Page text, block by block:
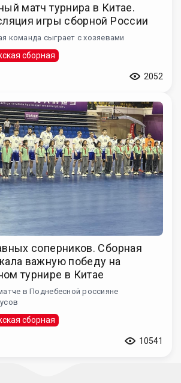
матч турнира в Китае.
игры сборной России
команда сыграет с хозяевами
сборная
2052
соперников. Сборная
важную победу на
турнире в Китае
в Поднебесной россияне
сборная
10541